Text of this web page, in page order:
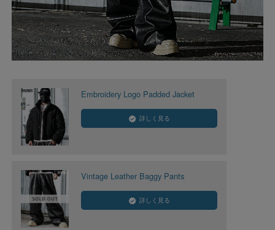
Embroidery Logo Padded Jacket
詳しく見る
Vintage Leather Baggy Pants
詳しく見る